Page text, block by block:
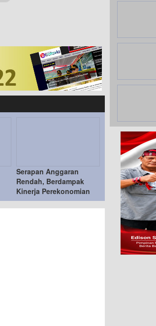
Serapan Anggaran
Rendah, Berdampak
Kinerja Perekonomian
Aceh